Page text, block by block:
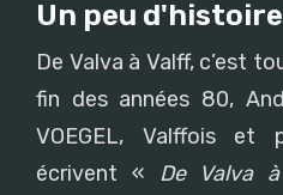
Un peu d'histoire
De Valva à Valff, c’est
fin des années 80,
VOEGEL, Valffois et
écrivent « De Valva